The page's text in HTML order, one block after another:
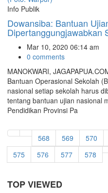
Info Publik
Dowansiba: Bantuan
Dipertanggungjawabkan
Mar 10, 2020 06:14 am
0 comments
MANOKWARI,
Bantuan Operasional Sekolah
nasional setiap sekolah harus
tentang bantuan ujian nasional
Pendidikan Provinsi Pa
568 569 570
575
576 577 578
TOP VIEWED